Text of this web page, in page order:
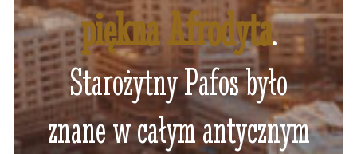
piękna Afrodyta.
Starożytny Pafos było
znane w całym antycznym